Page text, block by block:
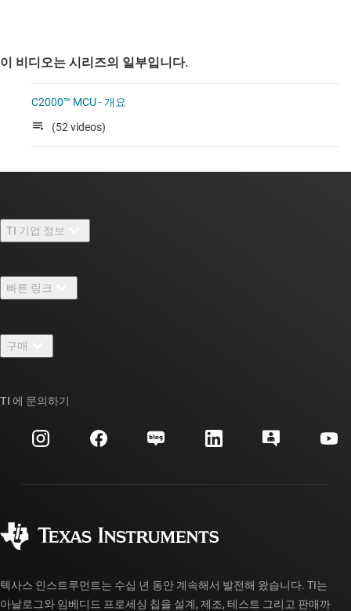
이 비디오는 시리즈의 일부입니다.
C2000™ MCU - 개요
(52 videos)
TI 기업 정보
채용
뉴스룸
이벤트
투자 관계
빠른 링크
TI E2E™ 설계 지원 포럼
대체품 검색
고객 지원 센터
myTI 계정 FAQ
구매
주문 FAQ
TI 에 문의하기
텍사스 인스트루먼트는 수십 년 동안 계속해서 발전해 왔습니다. TI는
아날로그와 임베디드 프로세싱 칩을 설계, 제조, 테스트 그리고 판매까